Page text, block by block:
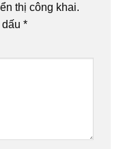
thị công khai.
*